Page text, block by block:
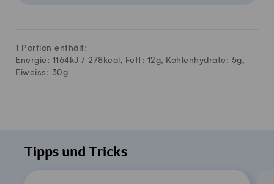
1 Portion enthält:
Energie: 1164kJ / 278 kcal, Fett: 12g, Kohlenhydrate: 5g,
Eiweiss: 30g
Tipps und Tricks